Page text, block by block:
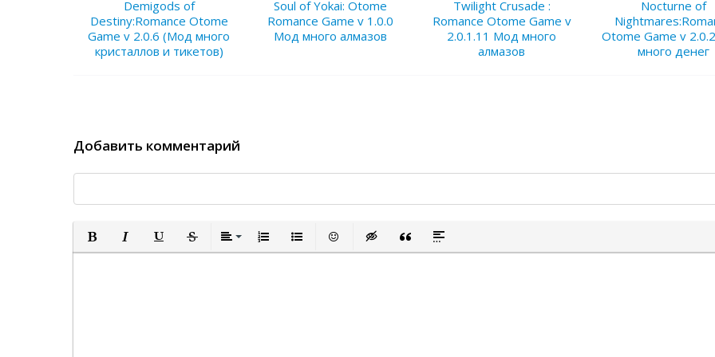
Demigods of
Destiny:Romance Otome
Game v 2.0.6 (Мод много
кристаллов и тикетов)
Soul of Yokai: Otome
Romance Game v 1.0.0
Мод много алмазов
Twilight Crusade :
Romance Otome Game v
2.0.1.11 Мод много
алмазов
Nocturne of
Otome Game v
много денег
Добавить комментарий
Полужирный
КурсивПодчеркнутый
ЗачеркнутыйВыравнивание
Нумерованный список
Маркированный список
Вставить смайлик
Вставка скрытого текста
Вставка цитаты
Вставка спойлера